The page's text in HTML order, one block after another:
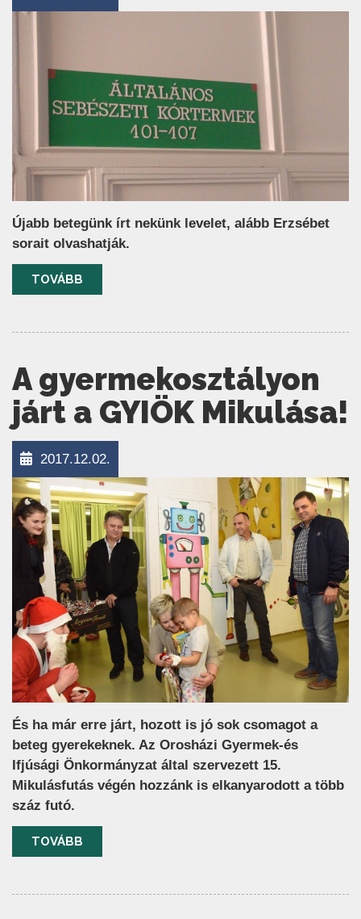
Újabb betegünk írt nekünk levelet, alább Erzsébet
sorait olvashatják.
TOVÁBB
A gyermekosztályon
járt a GYIÖK Mikulása!
2017.12.02.
És ha már erre járt, hozott is jó sok csomagot a
beteg gyerekeknek. Az Orosházi Gyermek-és
Ifjúsági Önkormányzat által szervezett 15.
Mikulásfutás végén hozzánk is elkanyarodott a több
száz futó.
TOVÁBB